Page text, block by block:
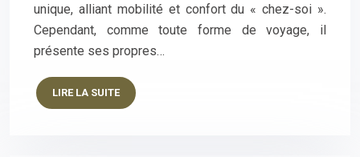
unique, alliant mobilité et confort du « chez-soi ».
Cependant, comme toute forme de voyage, il
présente ses propres…
LIRE LA SUITE